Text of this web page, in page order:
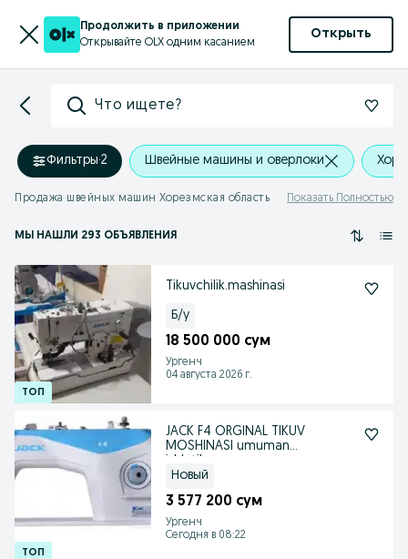
Продолжить в приложении
Открывайте OLX одним касанием
Открыть
Что ищете?
Фильтры·2 Швейные машины и оверлоки
Продажа швейных машин Хорезмская область Показать Полностью
МЫ НАШЛИ 293 ОБЪЯВЛЕНИЯ
Tikuvchilik.mashinasi
Б/у
18 500 000 сум
Ургенч
04 августа 2026 г.
JACK F4 ORGINAL TIKUV
MOSHINASI umuman
Новый
3 577 200 сум
Ургенч
Сегодня в 08:22